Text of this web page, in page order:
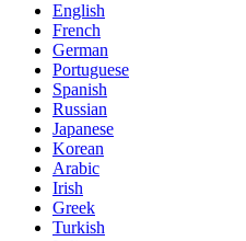
English
French
German
Portuguese
Spanish
Russian
Japanese
Korean
Arabic
Irish
Greek
Turkish